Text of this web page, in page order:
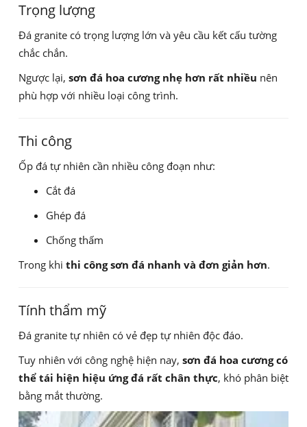
Trọng lượng
Đá granite có trọng lượng lớn và yêu cầu kết cấu tường
chắc chắn.
Ngược lại, sơn đá hoa cương nhẹ hơn rất nhiều nên
phù hợp với nhiều loại công trình.
Thi công
Ốp đá tự nhiên cần nhiều công đoạn như:
Cắt đá
Ghép đá
Chống thấm
Trong khi thi công sơn đá nhanh và đơn giản hơn.
Tính thẩm mỹ
Đá granite tự nhiên có vẻ đẹp tự nhiên độc đáo.
Tuy nhiên với công nghệ hiện nay, sơn đá hoa cương có
thể tái hiện hiệu ứng đá rất chân thực, khó phân biệt
bằng mắt thường.